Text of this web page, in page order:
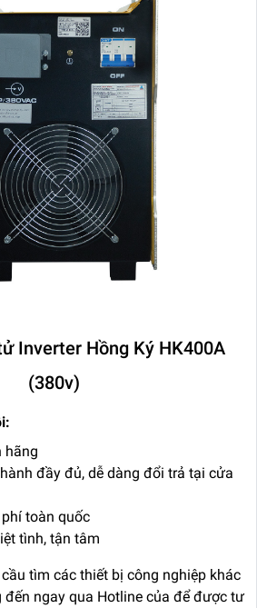
Inverter Hồng Ký HK400A
(380v)
hãng
đầy đủ, dễ dàng đổi trả tại cửa
toàn quốc
tình, tận tâm
tìm các thiết bị công nghiệp khác
ngay qua Hotline của để được tư